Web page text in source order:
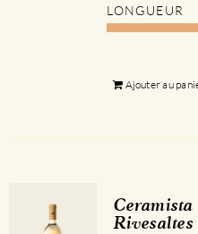
LONGUEUR
Ajouter au
Rivesaltes